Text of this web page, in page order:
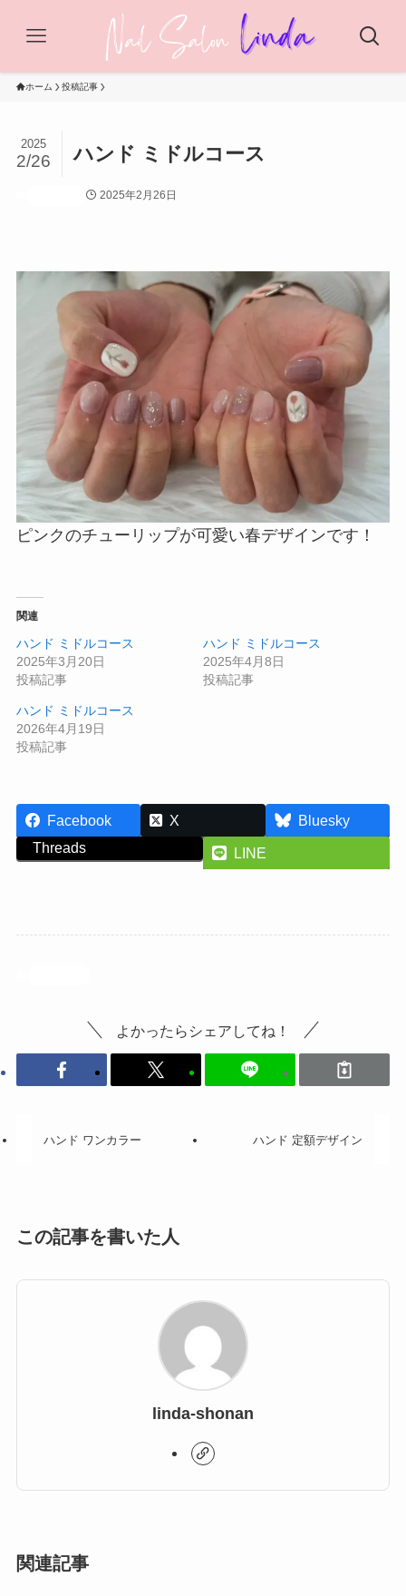
ホーム 投稿記事
ハンド ミドルコース
2025
2/26
2025年2月26日
ピンクのチューリップが可愛い春デザインです！
関連
ハンド ミドルコース
2025年3月20日
投稿記事
ハンド ミドルコース
2025年4月8日
投稿記事
ハンド ミドルコース
2026年4月19日
投稿記事
Facebook X
Bluesky
Threads
LINE
よかったらシェアしてね！
ハンド ワンカラー ハンド 定額デザイン
この記事を書いた人
linda-shonan
関連記事